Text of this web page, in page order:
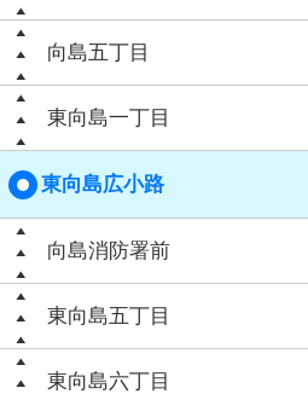
向島五丁目
東向島一丁目
東向島広小路
向島消防署前
東向島五丁目
東向島六丁目